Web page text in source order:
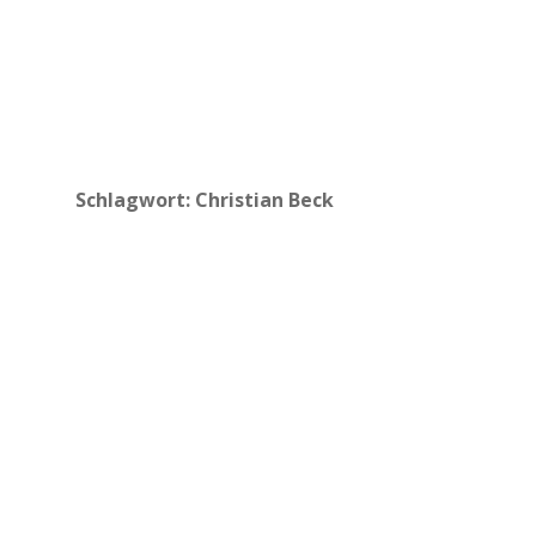
Schlagwort: Christian Beck